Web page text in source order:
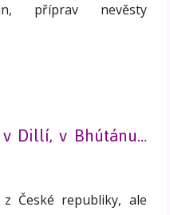
příprav nevěsty
Dillí, v Bhútánu…
České republiky, ale